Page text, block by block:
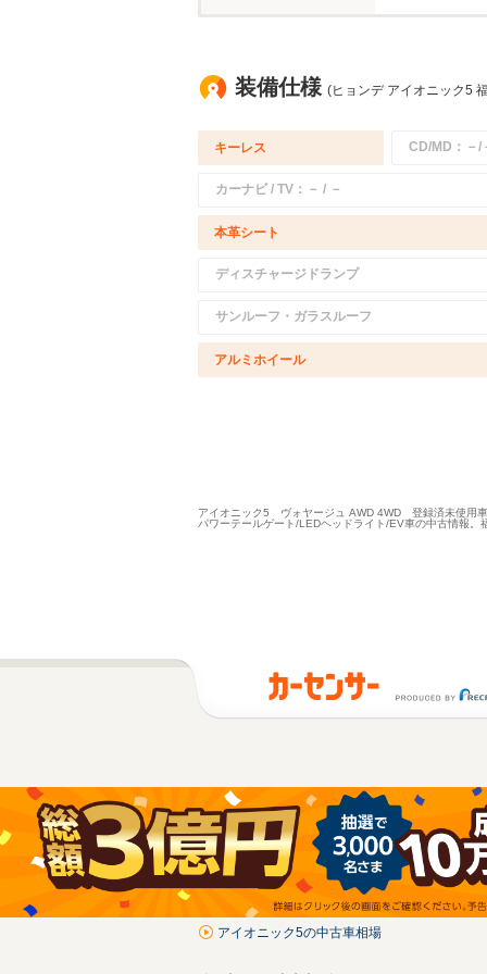
装備仕様 (ヒョンデ アイオニック5
キーレス CD/MD：－/
カーナビ / TV：－ / －
本革シート
ディスチャージドランプ
サンルーフ・ガラスルーフ
アルミホイール
アイオニック5 ヴォヤージュ AWD 4WD 登録済未使用車
パワーテールゲート/LEDヘッドライト/EV車の中古情報
アイオニック5の中古車相場